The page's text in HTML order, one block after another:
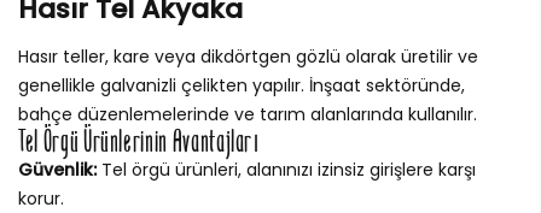
Hasır Tel Akyaka
Hasır teller, kare veya dikdörtgen gözlü olarak üretilir ve
genellikle galvanizli çelikten yapılır. İnşaat sektöründe,
bahçe düzenlemelerinde ve tarım alanlarında kullanılır.
Tel Örgü Ürünlerinin Avantajları
Güvenlik:Tel örgü ürünleri, alanınızı izinsiz girişlere karşı
korur.